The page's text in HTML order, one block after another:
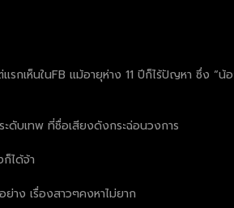
กเห็นในFB แม้อายุห่าง 11 ปีก็ไร้ปัญหา ซึ่ง “น้
ดับเทพ ที่ชื่อเสียงดังกระฉ่อนวงการ
ได้จ้า
าง เรื่องสาวๆคงหาไม่ยาก